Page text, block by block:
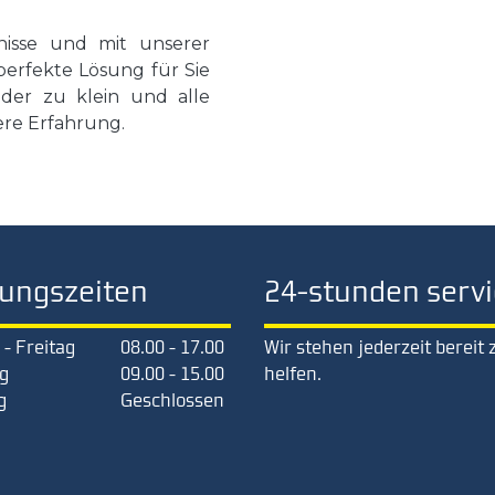
und mit unserer
Lösung für Sie
zu klein und alle
Erfahrung.
Freitag
08.00 - 17.00
09.00 - 15.00
Geschlossen
24-stunden
Wir stehen jederzeit bereit
helfen.